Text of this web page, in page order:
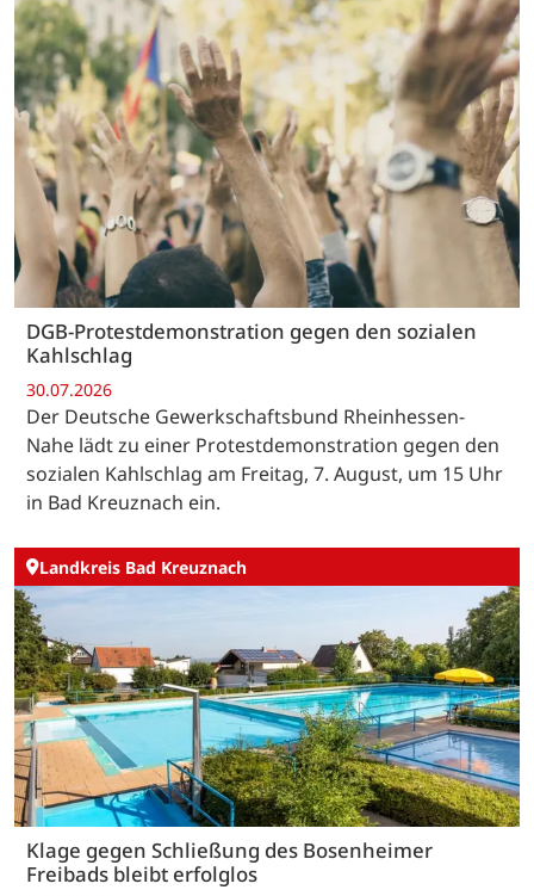
DGB-Protestdemonstration gegen den sozialen
Kahlschlag
30.07.2026
Der Deutsche Gewerkschaftsbund Rheinhessen-
Nahe lädt zu einer Protestdemonstration gegen den
sozialen Kahlschlag am Freitag, 7. August, um 15 Uhr
in Bad Kreuznach ein.
Landkreis Bad Kreuznach
Klage gegen Schließung des Bosenheimer
Freibads bleibt erfolglos